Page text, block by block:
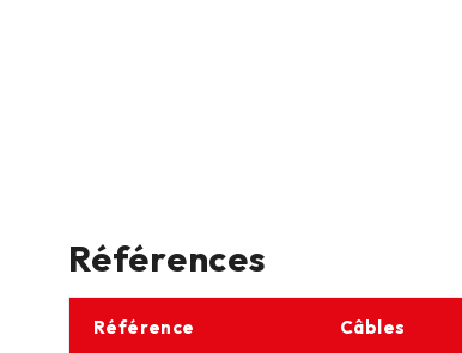
Références
Référence Câbles